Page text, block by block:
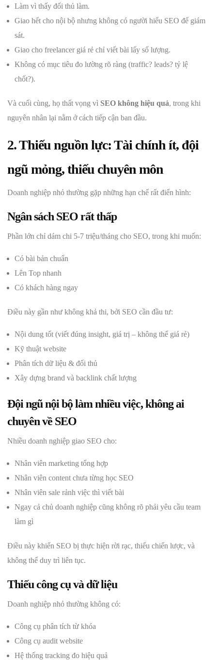
Làm vì thấy đối thủ làm.
Giao hết cho nội bộ nhưng không có người hiểu SEO để giám
sát.
Giao cho freelancer giá rẻ chỉ viết bài lấy số lượng.
Không có mục tiêu đo lường rõ ràng (traffic? leads? tỷ lệ
chốt?).
Và cuối cùng, họ thất vọng vì SEO không hiệu quả, trong khi
nguyên nhân lại nằm ở cách tiếp cận ban đầu.
2. Thiếu nguồn lực: Tài chính ít, đội
ngũ mỏng, thiếu chuyên môn
Doanh nghiệp nhỏ thường gặp những hạn chế rất điển hình:
Ngân sách SEO rất thấp
Phần lớn chỉ dám chi 5-7 triệu/tháng cho SEO, trong khi muốn:
Có bài bản chuẩn
Lên Top nhanh
Có khách hàng ngay
Điều này gần như không khả thi, bởi SEO cần đầu tư:
Nội dung tốt (viết đúng insight, giá trị – không thể giá rẻ)
Kỹ thuật website
Phân tích dữ liệu & đối thủ
Xây dựng brand và backlink chất lượng
Đội ngũ nội bộ làm nhiều việc, không ai
chuyên về SEO
Nhiều doanh nghiệp giao SEO cho:
Nhân viên marketing tổng hợp
Nhân viên content chưa từng học SEO
Nhân viên sale rảnh việc thì viết bài
Ngay cả chủ doanh nghiệp cũng không rõ phải yêu cầu team
làm gì
Điều này khiến SEO bị thực hiện rời rạc, thiếu chiến lược, và
không thể duy trì liên tục.
Thiếu công cụ và dữ liệu
Doanh nghiệp nhỏ thường không có:
Công cụ phân tích từ khóa
Công cụ audit website
Hệ thống tracking đo hiệu quả